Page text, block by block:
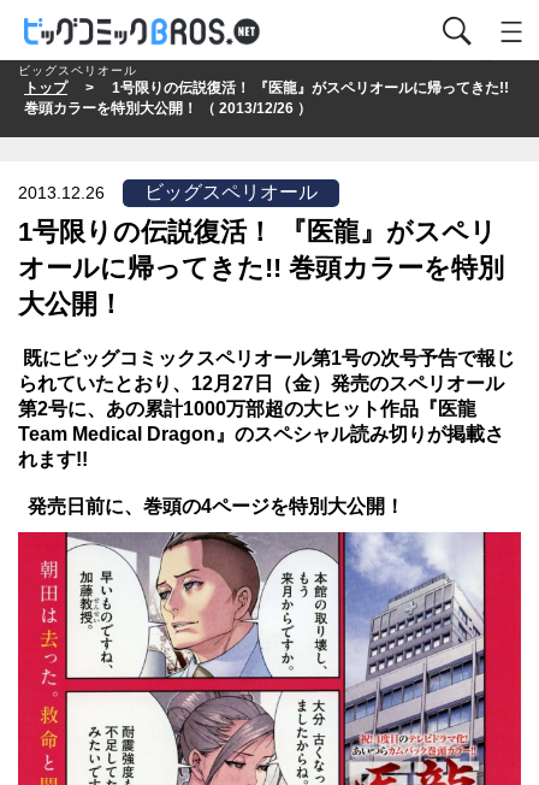
トップ> 1号限りの伝説復活！ 『医龍』がスペリオールに帰ってきた!!
巻頭カラーを特別大公開！ （ 2013/12/26 ）
ビッグスペリオール
2013.12.26
1号限りの伝説復活！ 『医龍』がスペリ
オールに帰ってきた!! 巻頭カラーを特別
大公開！
ビッグスペリオール
既にビッグコミックスペリオール第1号の次号予告で報じ
られていたとおり、12月27日（金）発売のスペリオール
第2号に、あの累計1000万部超の大ヒット作品『医龍
Team Medical Dragon 』のスペシャル読み切りが掲載さ
れます!!
発売日前に、巻頭の4ページを特別大公開！